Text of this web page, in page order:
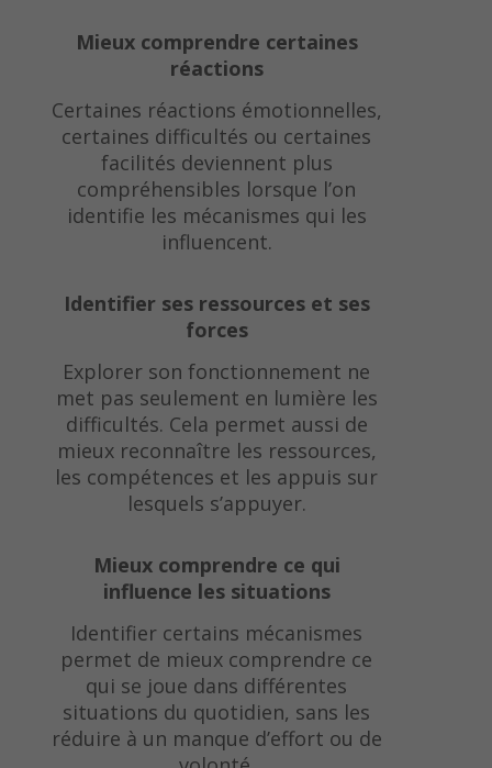
Mieux comprendre certaines
réactions
Certaines réactions émotionnelles,
certaines difficultés ou certaines
facilités deviennent plus
compréhensibles lorsque l’on
identifie les mécanismes qui les
influencent.
Identifier ses ressources et ses
forces
Explorer son fonctionnement ne
met pas seulement en lumière les
difficultés. Cela permet aussi de
mieux reconnaître les ressources,
les compétences et les appuis sur
lesquels s’appuyer.
Mieux comprendre ce qui
influence les situations
Identifier certains mécanismes
permet de mieux comprendre ce
qui se joue dans différentes
situations du quotidien, sans les
réduire à un manque d’effort ou de